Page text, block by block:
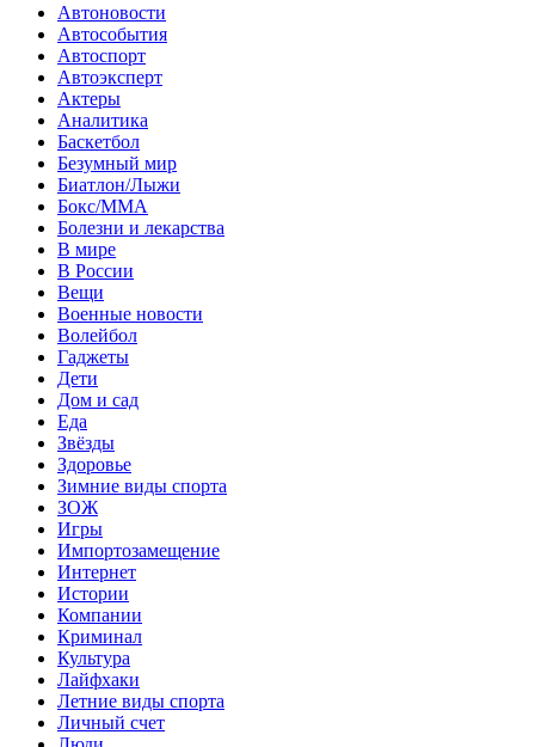
Автоновости
Автособытия
Автоспорт
Автоэксперт
Актеры
Аналитика
Баскетбол
Безумный мир
Биатлон/Лыжи
Бокс/MMA
Болезни и лекарства
В мире
В России
Вещи
Военные новости
Волейбол
Гаджеты
Дети
Дом и сад
Еда
Звёзды
Здоровье
Зимние виды спорта
ЗОЖ
Игры
Импортозамещение
Интернет
Истории
Компании
Криминал
Культура
Лайфхаки
Летние виды спорта
Личный счет